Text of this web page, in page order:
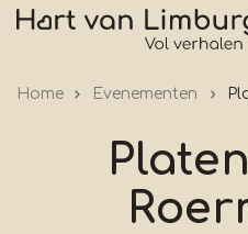
Overslaan
Home Evenementen